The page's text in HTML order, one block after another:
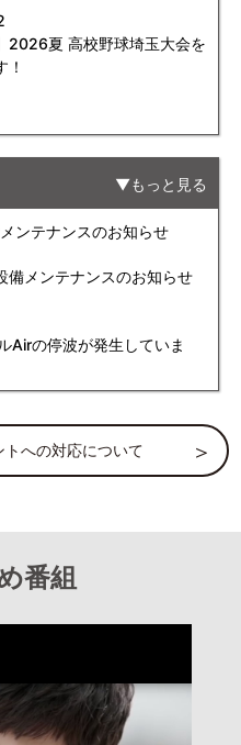
2026夏 高校野球埼玉大会を
！
もっと見る
ンテナンスのお知らせ
メンテナンスのお知らせ
Airの停波が発生していま
への対応について
番組